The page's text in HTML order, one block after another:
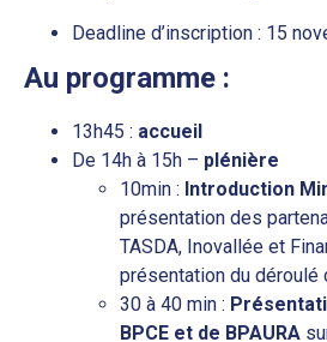
Deadline d’inscription : 15
Au programme :
13h45 : accueil
De 14h à 15h – plénière
10min : Introduction
présentation des
TASDA, Inovallée et
présentation du déroulé
30 à 40 min :
BPCE et de BPAURA